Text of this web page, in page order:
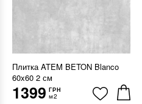
Плитка ATEM BETON Blanco
60x60 2 см
1399 ГРН
м2